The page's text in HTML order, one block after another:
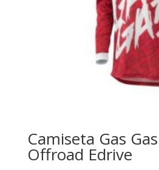
Camiseta Gas
Offroad Edrive